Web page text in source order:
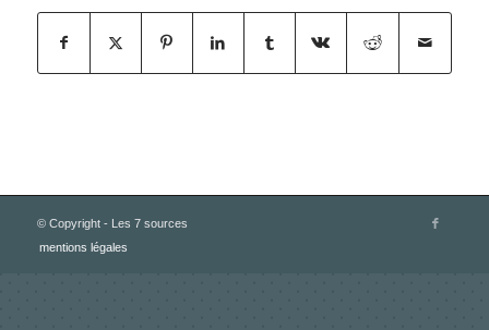
© Copyright - Les 7 sources
mentions légales